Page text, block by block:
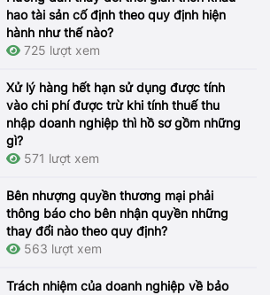
hao tài sản cố định theo quy định hiện
hành như thế nào?
725 lượt xem
Xử lý hàng hết hạn sử dụng được tính
vào chi phí được trừ khi tính thuế thu
nhập doanh nghiệp thì hồ sơ gồm những
gì?
571 lượt xem
Bên nhượng quyền thương mại phải
thông báo cho bên nhận quyền những
thay đổi nào theo quy định?
563 lượt xem
Trách nhiệm của doanh nghiệp về bảo